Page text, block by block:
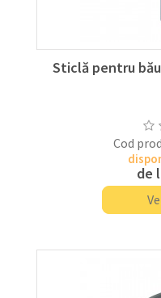
Sticlă pentru
Cod
de